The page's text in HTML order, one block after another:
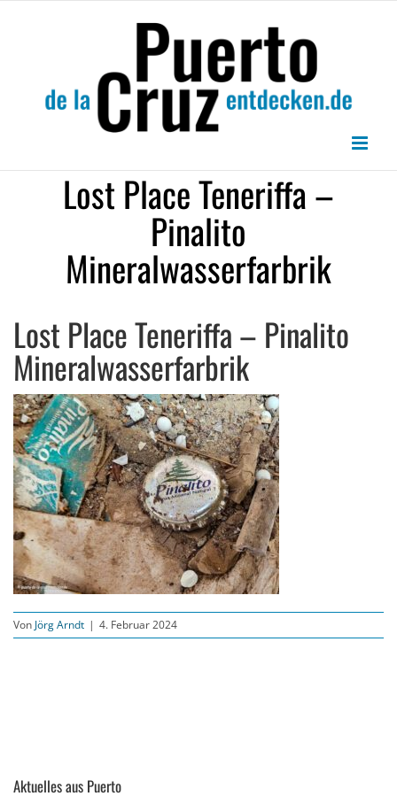
Lost Place Teneriffa –
Pinalito
Mineralwasserfarbrik
Lost Place Teneriffa – Pinalito
Mineralwasserfarbrik
Von Jörg Arndt | 4. Februar 2024
Aktuelles aus Puerto